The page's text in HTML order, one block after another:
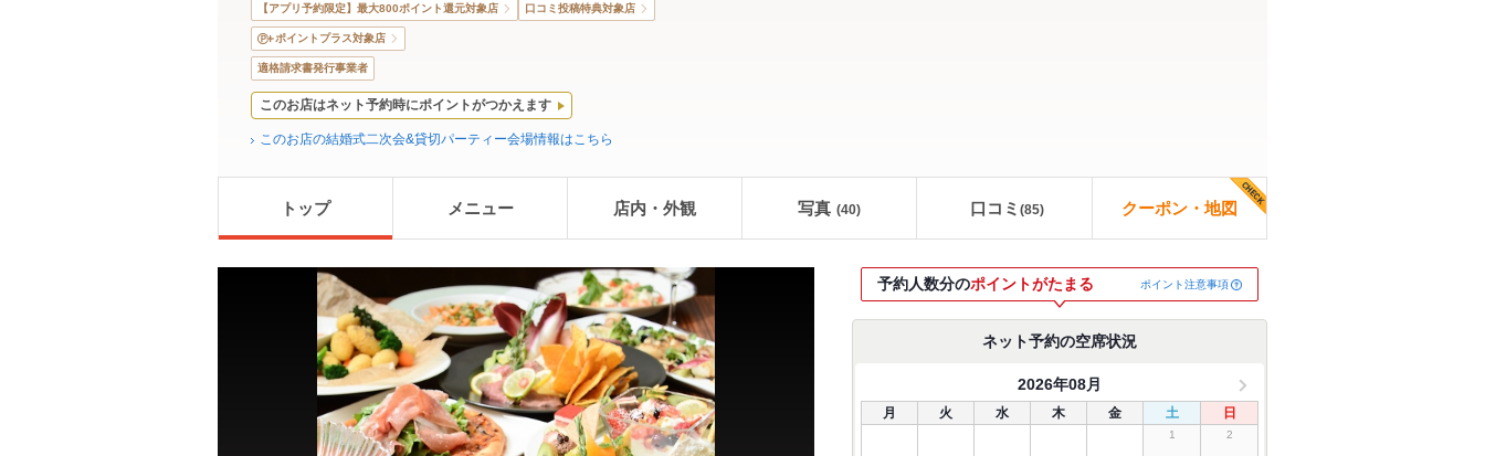
【アプリ予約限定】最大800ポイント還元対象店 口コミ投稿特典対象店
ポイントプラス対象店
適格請求書発行事業者
このお店はネット予約時にポイントがつかえます
このお店の結婚式二次会&貸切パーティー会場情報はこちら
トップ メニュー 店内・外観 写真 (40) 口コミ (85) クーポン・地図
予約人数分のポイントがたまる ポイント注意事項
ネット予約の空席状況
2026年08月
月 火 水 木 金 土 日
1 2